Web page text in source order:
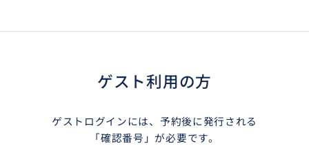
ゲスト利用の方
ゲストログインには、予約後に発行される
「確認番号」が必要です。